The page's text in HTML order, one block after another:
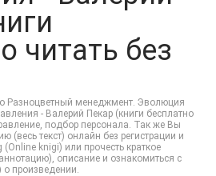
читать без
Разноцветный менеджмент. Эволюция
- Валерий Пекар (книги бесплатно
подбор персонала. Так же Вы
(весь текст) онлайн без регистрации и
knigi) или прочесть краткое
описание и ознакомиться с
произведении.